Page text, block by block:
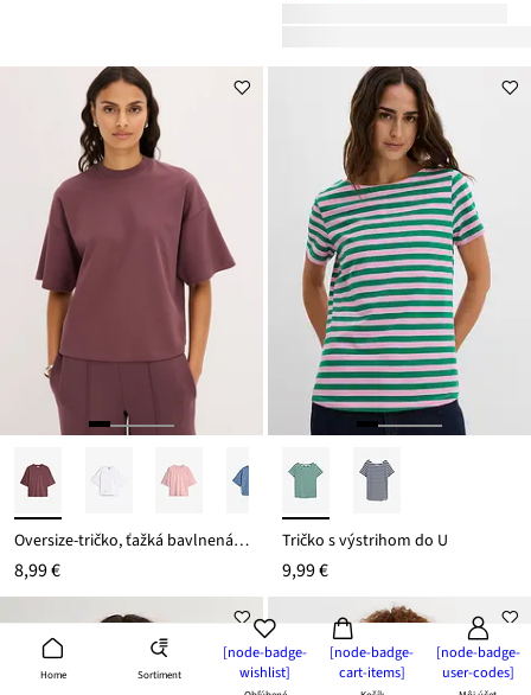
Home Sortiment
[node-badge-
wishlist]
[node-badge-
cart-items]
[node-badge-
user-codes]
Oversize-tričko, ťažká bavlnená kvalita
8,99 €
Tričko s výstrihom do U
9,99 €